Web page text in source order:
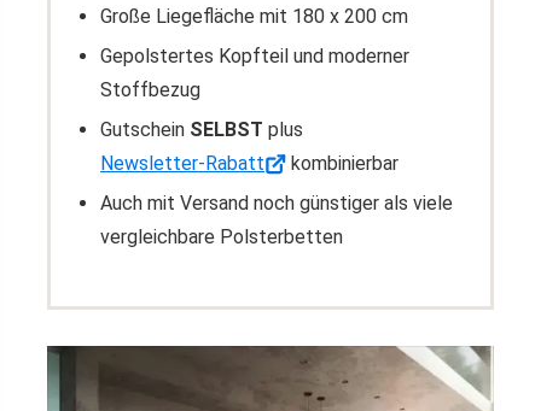
Große Liegefläche mit 180 x 200 cm
Gepolstertes Kopfteil und moderner
Stoffbezug
Gutschein SELBST plus
Newsletter-Rabatt
kombinierbar
Auch mit Versand noch günstiger als viele
vergleichbare Polsterbetten